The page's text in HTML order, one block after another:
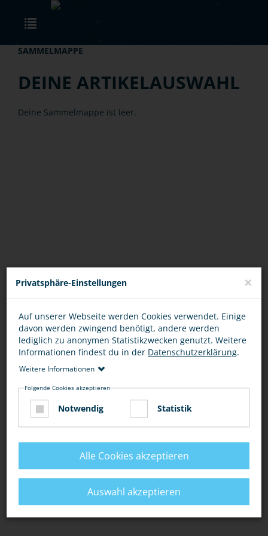
Skip to main content
SAMMELMAPPE
DEINE ARTIKELAUSWAHL
Deine Sammelmappe ist leer.
Privatsphäre-Einstellungen ×
Auf unserer Webseite werden Cookies verwendet. Einige
davon werden zwingend benötigt, andere werden
lediglich zu anonymen Statistikzwecken genutzt. Weitere
Informationen findest du in der Datenschutzerklärung.
Weitere Informationen
Folgende Cookies akzeptieren
Notwendig Statistik
Alle Cookies akzeptieren
Auswahl akzeptieren